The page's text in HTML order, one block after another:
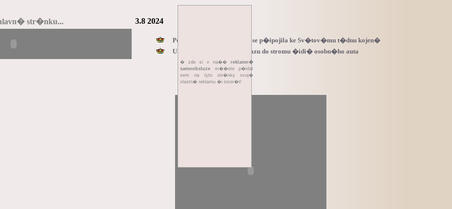
str�nku... 3.8 2024
Pelh�imovsk� nemocnice se p�ipojila ke Sv�tov�mu t�dnu kojen�
U Heroltic zem�el po n�razu do stromu �idi� osobn�ho auta
� zde si v na�� reklamn�
samoobsluze m��ete p�idat
sem na tyto str�nky svoj�
vlastn� reklamu �i inzer�t!